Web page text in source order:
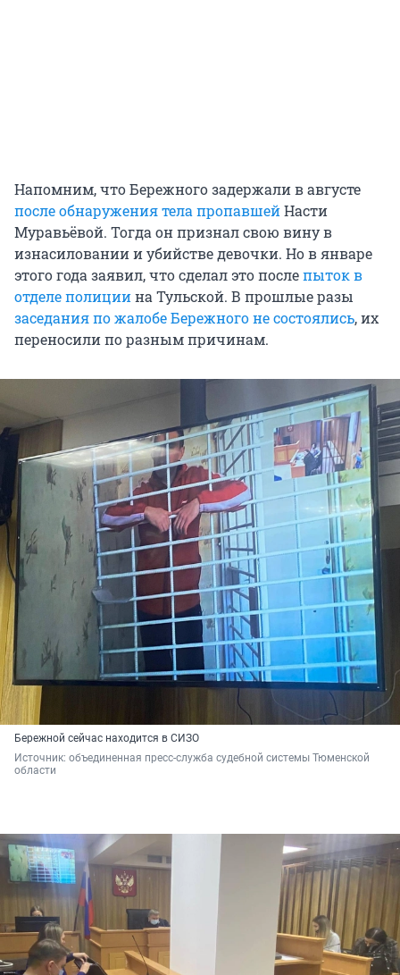
Напомним, что Бережного задержали в августе
после обнаружения тела пропавшейНасти
Муравьёвой. Тогда он признал свою вину в
изнасиловании и убийстве девочки. Но в январе
этого года заявил, что сделал это послепыток в
отделе полициина Тульской. В прошлые разы
заседания по жалобе Бережного не состоялись, их
переносили по разным причинам.
Бережной сейчас находится в СИЗО
Источник: объединенная пресс-служба судебной системы Тюменской
области